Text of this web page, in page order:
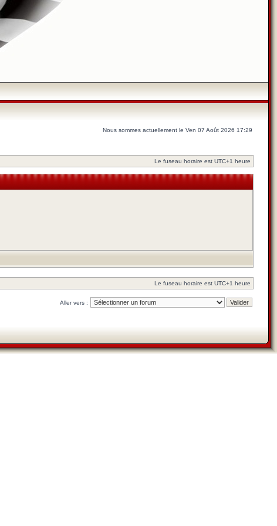
Nous sommes actuellement le Ven 07 Août 2026 17:29
Le fuseau horaire est UTC+1 heure
Le fuseau horaire est UTC+1 heure
Aller vers :